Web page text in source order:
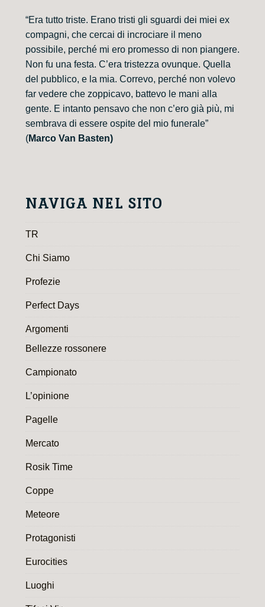
“Era tutto triste. Erano tristi gli sguardi dei miei ex
compagni, che cercai di incrociare il meno
possibile, perché mi ero promesso di non piangere.
Non fu una festa. C’era tristezza ovunque. Quella
del pubblico, e la mia. Correvo, perché non volevo
far vedere che zoppicavo, battevo le mani alla
gente. E intanto pensavo che non c’ero già più, mi
sembrava di essere ospite del mio funerale”
(Marco Van Basten)
NAVIGA NEL SITO
TR
Chi Siamo
Profezie
Perfect Days
Argomenti
Bellezze rossonere
Campionato
L’opinione
Pagelle
Mercato
Rosik Time
Coppe
Meteore
Protagonisti
Eurocities
Luoghi